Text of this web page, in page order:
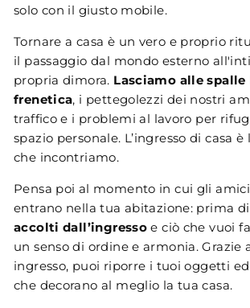
solo con il giusto mobile.
Tornare a casa è un vero e proprio
il passaggio dal mondo esterno
propria dimora. Lasciamo alle
frenetica, i pettegolezzi dei nostri
traffico e i problemi al lavoro per
spazio personale. L’ingresso di casa
che incontriamo.
Pensa poi al momento in cui gli
entrano nella tua abitazione: prima
accolti dall’ingresso e ciò che vuoi
un senso di ordine e armonia. Grazie
ingresso, puoi riporre i tuoi oggetti
che decorano al meglio la tua casa.